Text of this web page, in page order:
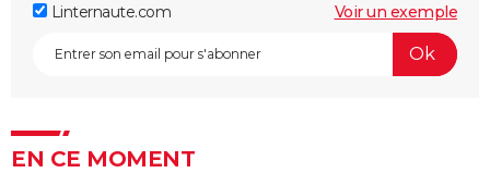
Linternaute.com Voir un exemple
EN CE MOMENT